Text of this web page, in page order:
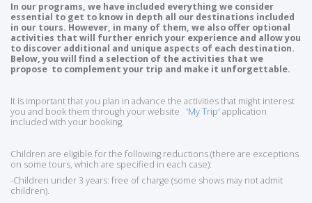
In our programs, we have included everything we consider
essential to get to know in depth all our destinations included
in our tours. However, in many of them, we also offer optional
activities that will further enrich your experience and allow you
to discover additional and unique aspects of each destination.
Below, you will find a selection of the activities that we
propose to complement your trip and make it unforgettable.
It is important that you plan in advance the activities that might interest
you and book them through your website 'My Trip' application
included with your booking.
Children are eligible for the following reductions (there are exceptions
on some tours, which are specified in each case):
-Children under 3 years: free of charge (some shows may not admit
children).